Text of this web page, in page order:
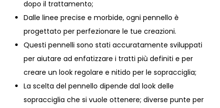
dopo il trattamento;
Dalle linee precise e morbide, ogni pennello è
progettato per perfezionare le tue creazioni.
Questi pennelli sono stati accuratamente sviluppati
per aiutare ad enfatizzare i tratti più definiti e per
creare un look regolare e nitido per le sopracciglia;
La scelta del pennello dipende dal look delle
sopracciglia che si vuole ottenere; diverse punte per